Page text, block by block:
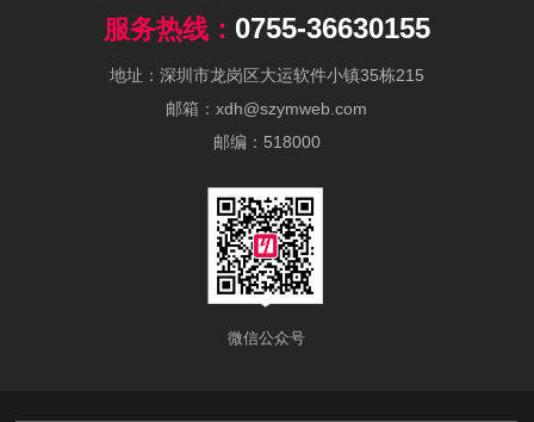
0755-36630155
地址：深圳市龙岗区大运软件小镇35栋215
邮箱：xdh@szymweb.com
邮编：518000
微信公众号